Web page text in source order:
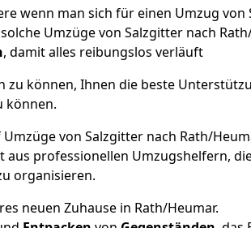
wenn man sich für einen Umzug von
Umzüge von Salzgitter nach
, damit alles reibungslos verläuft
zu können, Ihnen die beste
können.
von Salzgitter nach Rath/
aus professionellen Umzugshelfern,
organisieren.
neuen Zuhause in Rath/Heumar.